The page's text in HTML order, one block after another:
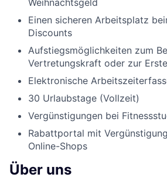
Einen sicheren Arbeitsplatz
Discounts
Aufstiegsmöglichkeiten zum
Vertretungskraft oder zur
Elektronische
30 Urlaubstage (Vollzeit)
Vergünstigungen bei
Rabattportal mit
Online-Shops
Über uns